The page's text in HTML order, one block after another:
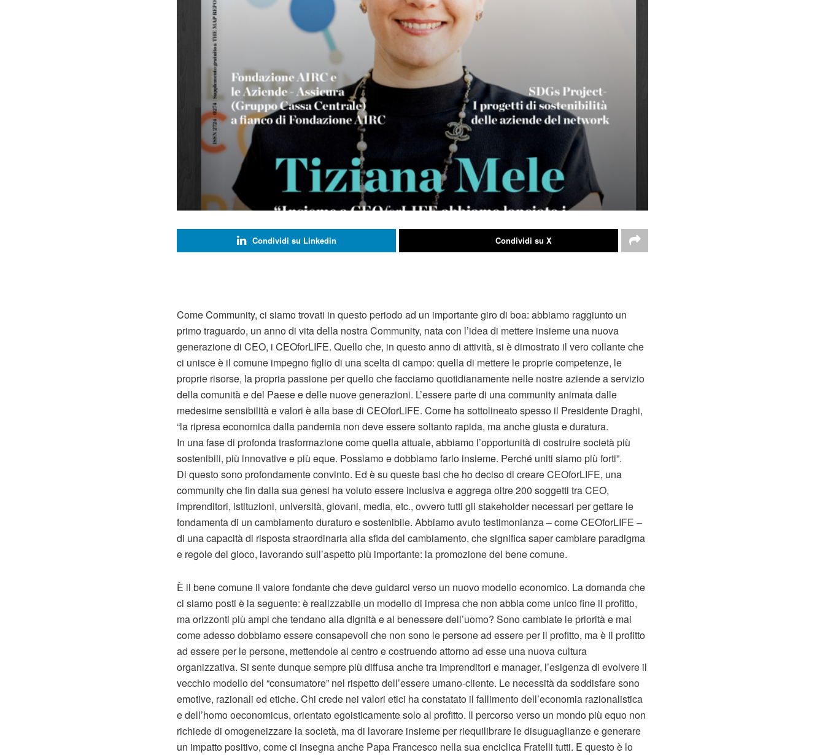
Condividi su Linkedin Condividi su X
Come Community, ci siamo trovati in questo periodo ad un importante giro di boa: abbiamo raggiunto un
primo traguardo, un anno di vita della nostra Community, nata con l’idea di mettere insieme una nuova
generazione di CEO, i CEOforLIFE. Quello che, in questo anno di attività, si è dimostrato il vero collante che
ci unisce è il comune impegno figlio di una scelta di campo: quella di mettere le proprie competenze, le
proprie risorse, la propria passione per quello che facciamo quotidianamente nelle nostre aziende a servizio
della comunità e del Paese e delle nuove generazioni. L’essere parte di una community animata dalle
medesime sensibilità e valori è alla base di CEOforLIFE. Come ha sottolineato spesso il Presidente Draghi,
“la ripresa economica dalla pandemia non deve essere soltanto rapida, ma anche giusta e duratura.
In una fase di profonda trasformazione come quella attuale, abbiamo l’opportunità di costruire società più
sostenibili, più innovative e più eque. Possiamo e dobbiamo farlo insieme. Perché uniti siamo più forti”.
Di questo sono profondamente convinto. Ed è su queste basi che ho deciso di creare CEOforLIFE, una
community che fin dalla sua genesi ha voluto essere inclusiva e aggrega oltre 200 soggetti tra CEO,
imprenditori, istituzioni, università, giovani, media, etc., ovvero tutti gli stakeholder necessari per gettare le
fondamenta di un cambiamento duraturo e sostenibile. Abbiamo avuto testimonianza – come CEOforLIFE –
di una capacità di risposta straordinaria alla sfida del cambiamento, che significa saper cambiare paradigma
e regole del gioco, lavorando sull’aspetto più importante: la promozione del bene comune.
È il bene comune il valore fondante che deve guidarci verso un nuovo modello economico. La domanda che
ci siamo posti è la seguente: è realizzabile un modello di impresa che non abbia come unico fine il profitto,
ma orizzonti più ampi che tendano alla dignità e al benessere dell’uomo? Sono cambiate le priorità e mai
come adesso dobbiamo essere consapevoli che non sono le persone ad essere per il profitto, ma è il profitto
ad essere per le persone, mettendole al centro e costruendo attorno ad esse una nuova cultura
organizzativa. Si sente dunque sempre più diffusa anche tra imprenditori e manager, l’esigenza di evolvere il
vecchio modello del “consumatore” nel rispetto dell’essere umano-cliente. Le necessità da soddisfare sono
emotive, razionali ed etiche. Chi crede nei valori etici ha constatato il fallimento dell’economia razionalistica
e dell’homo oeconomicus, orientato egoisticamente solo al profitto. Il percorso verso un mondo più equo non
richiede di omogeneizzare la società, ma di lavorare insieme per riequilibrare le disuguaglianze e generare
un impatto positivo, come ci insegna anche Papa Francesco nella sua enciclica Fratelli tutti. E questo è lo